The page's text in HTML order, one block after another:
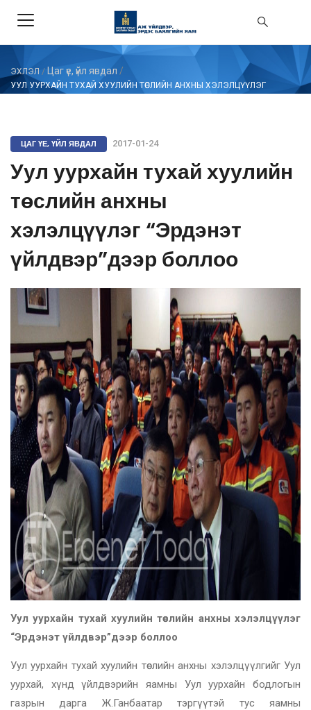
ЭХЛЭЛ / Цаг үе, үйл явдал /
УУЛ УУРХАЙН ТУХАЙ ХУУЛИЙН ТӨСЛИЙН АНХНЫ ХЭЛЭЛЦҮҮЛЭГ
ЦАГ ҮЕ, ҮЙЛ ЯВДАЛ 2017-01-24
Уул уурхайн тухай хуулийн
төслийн анхны
хэлэлцүүлэг “Эрдэнэт
үйлдвэр”дээр боллоо
Уул уурхайн тухай хуулийн төслийн анхны хэлэлцүүлэг
“Эрдэнэт үйлдвэр”дээр боллоо
Уул уурхайн тухай хуулийн төслийн анхны хэлэлцүүлгийг Уул
уурхай, хүнд үйлдвэрийн яамны Уул уурхайн бодлогын
газрын дарга Ж.Ганбаатар тэргүүтэй тус яамны